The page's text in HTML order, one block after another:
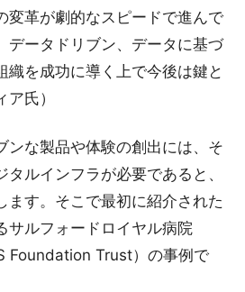
変革が劇的なスピードで進んで
データドリブン、データに基づ
織を成功に導く上で今後は鍵と
氏）
ンな製品や体験の創出には、そ
ルインフラが必要であると、
ます。そこで最初に紹介された
サルフォードロイヤル病院
Foundation Trust）の事例で